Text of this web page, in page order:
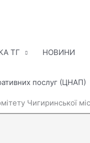
ТГ НОВИНИ
послуг (ЦНАП)
Чигиринської